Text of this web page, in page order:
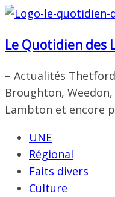
Passer
contenu
Le Quotidien des
– Actualités
Broughton,
Lambton et encore
UNE
Régional
Faits divers
Culture